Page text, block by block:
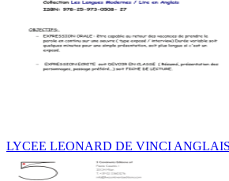
LYCEE LEONARD DE VINCI